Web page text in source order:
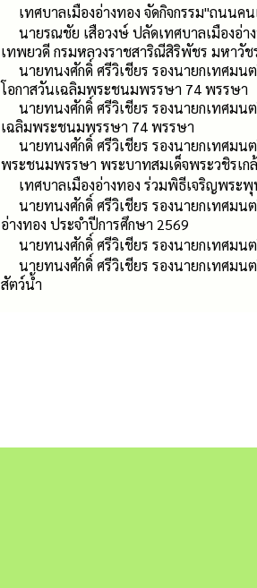
เทศบาลเมืองอ่างทอง จัดกิจกรรม"ถนนค
นายรณชัย เสือวงษ์ ปลัดเทศบาลเมืองอ่
เทพยวดี กรมหลวงราชสาริณีสิริพัชร มหาวัช
นายทนงศักดิ์ ศรีวิเชียร รองนายกเทศม
โอกาสวันเฉลิมพระชนมพรรษา 74 พรรษา
นายทนงศักดิ์ ศรีวิเชียร รองนายกเทศมน
เฉลิมพระชนมพรรษา 74 พรรษา
นายทนงศักดิ์ ศรีวิเชียร รองนายกเทศม
พระชนมพรรษา พระบาทสมเด็จพระวชิรเก
เทศบาลเมืองอ่างทอง ร่วมพิธีเจริญพระ
นายทนงศักดิ์ ศรีวิเชียร รองนายกเทศม
อ่างทอง ประจำปีการศึกษา 2569
นายทนงศักดิ์ ศรีวิเชียร รองนายกเทศม
นายทนงศักดิ์ ศรีวิเชียร รองนายกเทศม
สัตว์น้ำ